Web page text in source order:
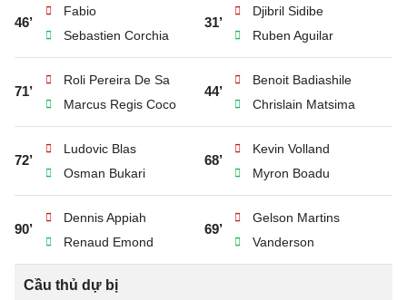
46’
Fabio
Sebastien Corchia
31’
Djibril Sidibe
Ruben Aguilar
71’
Roli Pereira De Sa
Marcus Regis Coco
44’
Benoit Badiashile
Chrislain Matsima
72’
Ludovic Blas
Osman Bukari
68’
Kevin Volland
Myron Boadu
90’
Dennis Appiah
Renaud Emond
69’
Gelson Martins
Vanderson
Cầu thủ dự bị